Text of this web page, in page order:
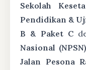
Sekolah
Pendidikan &
B & Paket C
Nasional
Jalan Pesona